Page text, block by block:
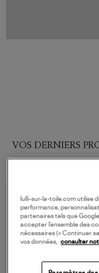
VOS DERNIERS
lulli-sur-la-toile.com utilise
performance,
partenaires tels que
accepter l’ensemble des
nécessaires (« Continuer
vos données, consulter